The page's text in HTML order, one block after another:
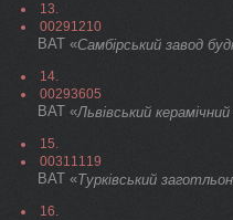
13.
00291210
ВАТ «Самбірський завод
14.
00293605
ВАТ «Львівський
15.
00311119
ВАТ «Турківський заготльон
16.